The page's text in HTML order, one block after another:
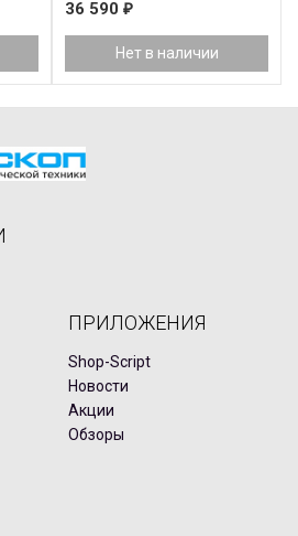
36 590 ₽
Нет в наличии
ПРИЛОЖЕНИЯ
Shop-Script
Новости
Акции
Обзоры